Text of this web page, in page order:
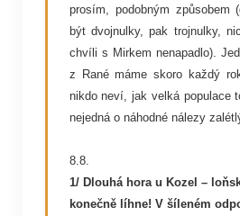
prosím, podobným způsobem
být dvojnulky, pak trojnulky,
chvíli s Mirkem nenapadlo).
z Rané máme skoro každý
nikdo neví, jak velká populace
nejedná o náhodné nálezy
8.8.
1/ Dlouhá hora u Kozel –
konečně líhne! V šíleném